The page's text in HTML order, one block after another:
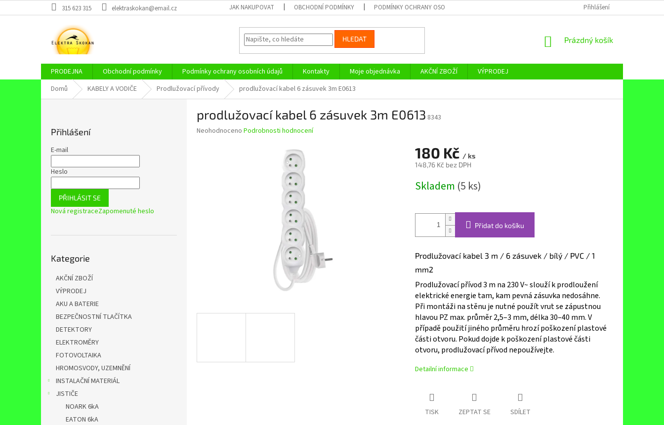
na
315 623 315 elektraskokan@email.cz JAK NAKUPOVAT OBCHODNÍ PODMÍNKY PODMÍNKY OCHRANY OSOBNÍCH ÚDAJŮ Přihlášení
HLEDAT
NÁKUPNÍ
Prázdný košík
PRODEJNA Obchodní podmínky Podmínky ochrany osobních údajů Kontakty Moje objednávka AKČNÍ ZBOŽÍ
VÝPRODEJ
Domů
KABELY A VODIČE Prodlužovací přívody prodlužovací kabel 6 zásuvek 3m E0613
Přihlášení
E-mail
Heslo
PŘIHLÁSIT SE
Nová registraceZapomenuté heslo
kategorie
Kategorie
AKČNÍ ZBOŽÍ
VÝPRODEJ
AKU A BATERIE
BEZPEČNOSTNÍ TLAČÍTKA
DETEKTORY
ELEKTROMĚRY
FOTOVOLTAIKA
HROMOSVODY, UZEMNĚNÍ
INSTALAČNÍ MATERIÁL
JISTIČE
NOARK 6kA
EATON 6kA
prodlužovací kabel 6 zásuvek 3m E0613 8343
Průměrné
Neohodnoceno Podrobnosti hodnocení
180 Kč / ks
148,76 Kč bez DPH
cena:
Skladem (5 ks)
Přidat do košíku
Prodlužovací kabel 3 m / 6 zásuvek / bílý / PVC / 1
mm2
Prodlužovací přívod 3 m na 230 V~ slouží k prodloužení
elektrické energie tam, kam pevná zásuvka nedosáhne.
Při montáži na stěnu je nutné použít vrut se zápustnou
hlavou PZ max. průměr 2,5–3 mm, délka 30–40 mm. V
případě použití jiného průměru hrozí poškození plastové
části otvoru. Pokud dojde k poškození plastové části
otvoru, prodlužovací přívod nepoužívejte.
Detailní informace
TISK ZEPTAT SE SDÍLET